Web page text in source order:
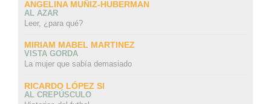
ANGELINA MUÑIZ-HUBERMAN
AL AZAR
Leer, ¿para qué?
MIRIAM MABEL MARTINEZ
VISTA GORDA
La mujer que sabía demasiado
RICARDO LÓPEZ SI
AL CREPÚSCULO